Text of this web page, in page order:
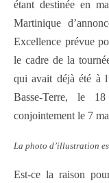
étant destinée en
Martinique
Excellence prévue
le cadre de la
qui avait déjà été à
Basse-Terre, le
conjointement le 7
La photo d’illustration
Est-ce la raison